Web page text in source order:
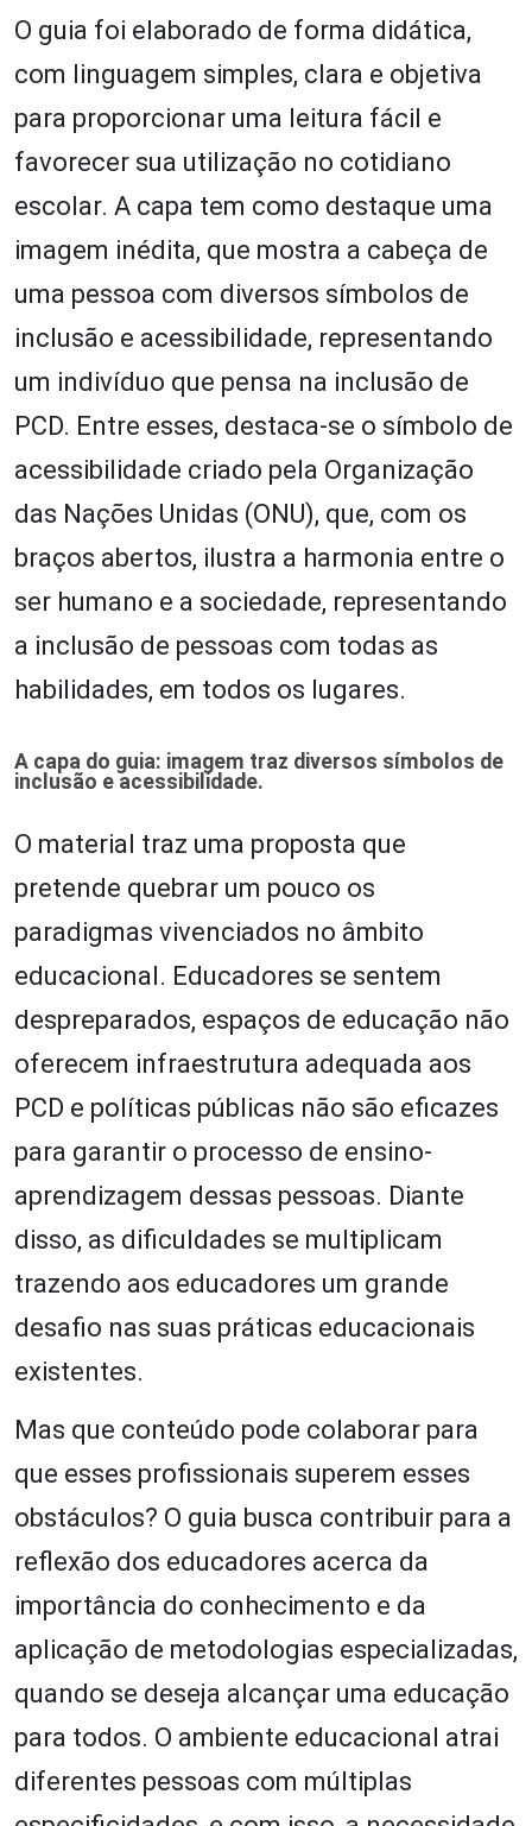
O guia foi elaborado de forma didática,
com linguagem simples, clara e objetiva
para proporcionar uma leitura fácil e
favorecer sua utilização no cotidiano
escolar. A capa tem como destaque uma
imagem inédita, que mostra a cabeça de
uma pessoa com diversos símbolos de
inclusão e acessibilidade, representando
um indivíduo que pensa na inclusão de
PCD. Entre esses, destaca-se o símbolo de
acessibilidade criado pela Organização
das Nações Unidas (ONU), que, com os
braços abertos, ilustra a harmonia entre o
ser humano e a sociedade, representando
a inclusão de pessoas com todas as
habilidades, em todos os lugares.
A capa do guia: imagem traz diversos símbolos de
inclusão e acessibilidade.
O material traz uma proposta que
pretende quebrar um pouco os
paradigmas vivenciados no âmbito
educacional. Educadores se sentem
despreparados, espaços de educação não
oferecem infraestrutura adequada aos
PCD e políticas públicas não são eficazes
para garantir o processo de ensino-
aprendizagem dessas pessoas. Diante
disso, as dificuldades se multiplicam
trazendo aos educadores um grande
desafio nas suas práticas educacionais
existentes.
Mas que conteúdo pode colaborar para
que esses profissionais superem esses
obstáculos? O guia busca contribuir para a
reflexão dos educadores acerca da
importância do conhecimento e da
aplicação de metodologias especializadas,
quando se deseja alcançar uma educação
para todos. O ambiente educacional atrai
diferentes pessoas com múltiplas